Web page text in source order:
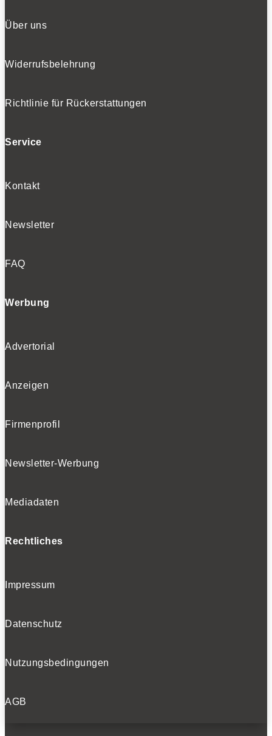
Über uns
Widerrufsbelehrung
Richtlinie für Rückerstattungen
Service
Kontakt
Newsletter
FAQ
Werbung
Advertorial
Anzeigen
Firmenprofil
Newsletter-Werbung
Mediadaten
Rechtliches
Impressum
Datenschutz
Nutzungsbedingungen
AGB